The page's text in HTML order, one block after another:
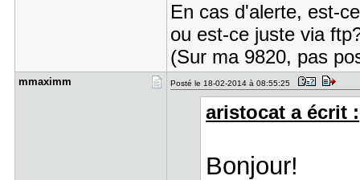
En cas d'alerte, est-
ou est-ce juste via
(Sur ma 9820, pas
mmaximm Posté le 18-02-2014 à 08:55:25
aristocat a écrit :
Bonjour!